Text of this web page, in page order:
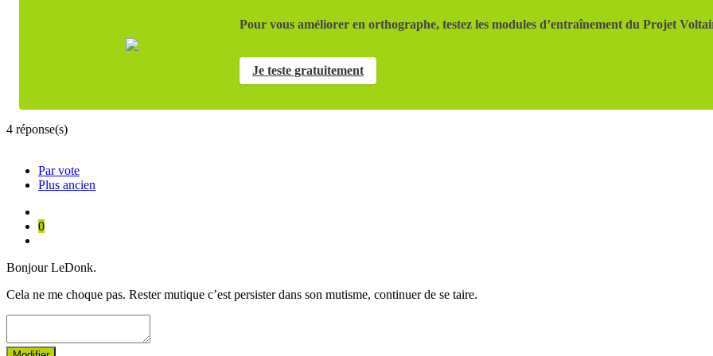
Pour vous améliorer en orthographe, testez les modules d’entraînement du Projet
Je teste gratuitement
4 réponse(s)
Par vote
Plus ancien
0
Bonjour LeDonk.
Cela ne me choque pas. Rester mutique c’est persister dans son mutisme, continuer de se taire.